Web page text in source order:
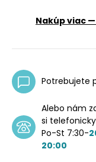
Nakúp viac
Potrebujete
Alebo nám
si
Po-St 7:30-
20:00